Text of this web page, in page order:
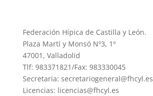
Federación Hípica de Castilla y León.
Plaza Martí y Monsó Nº3, 1º
47001, Valladolid
Tlf: 983371821/Fax: 983330045
Secretaria: secretariogeneral@fhcyl.es
Licencias: licencias@fhcyl.es